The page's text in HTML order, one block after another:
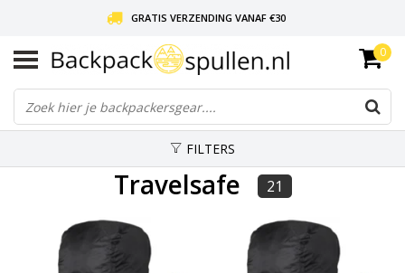
GRATIS VERZENDING VANAF €30
LIEFDE VOOR BACKPACKEN!
30 DAGEN GRATIS RETOUR
0
FILTERS
Travelsafe 21